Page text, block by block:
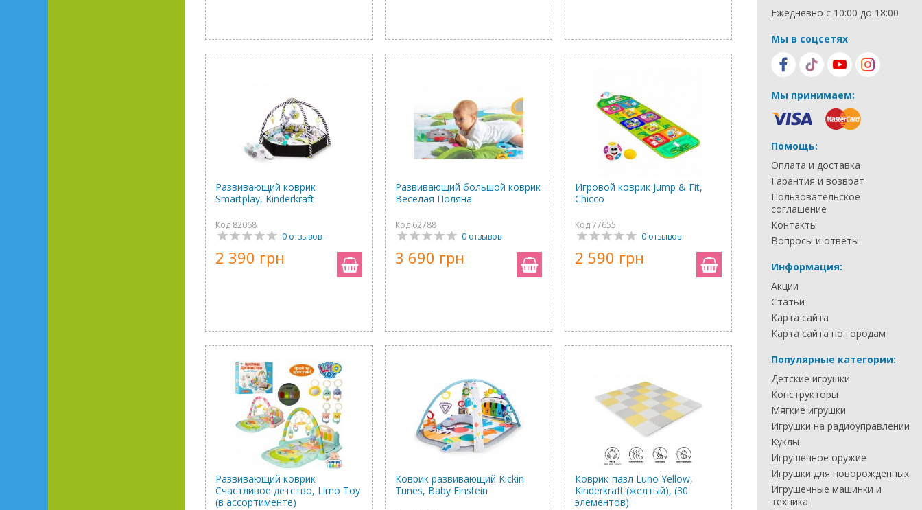
Развивающий коврик
Smartplay, Kinderkraft
Код 82068
0 отзывов
2 390 грн
Развивающий большой коврик
Веселая Поляна
Код 62788
0 отзывов
3 690 грн
Игровой коврик Jump & Fit,
Chicco
Код 77655
0 отзывов
2 590 грн
Развивающий коврик
Счастливое детство, Limo Toy
(в ассортименте)
Коврик развивающий Kickin
Tunes, Baby Einstein
Коврик-пазл Luno Yellow,
Kinderkraft (желтый), (30
элементов)
Ежедневно с 10:00 до 18:00
Мы в соцсетях
Мы принимаем:
Помощь:
Оплата и доставка
Гарантия и возврат
Пользовательское
соглашение
Контакты
Вопросы и ответы
Информация:
Акции
Статьи
Карта сайта
Карта сайта по городам
Популярные категории:
Детские игрушки
Конструкторы
Мягкие игрушки
Игрушки на радиоуправлении
Куклы
Игрушечное оружие
Игрушки для новорожденных
Игрушечные машинки и
техника